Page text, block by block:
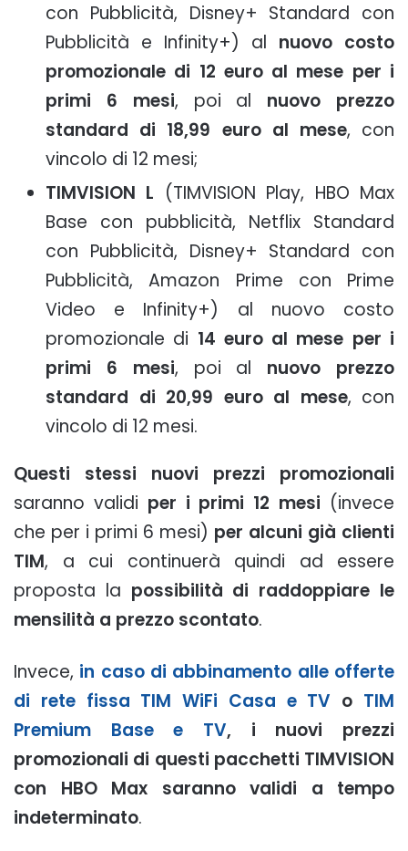
con Pubblicità, Disney+ Standard con
Pubblicità e Infinity+) al nuovo costo
promozionale di 12 euro al mese per i
primi 6 mesi, poi al nuovo prezzo
standard di 18,99 euro al mese, con
vincolo di 12 mesi;
TIMVISION L (TIMVISION Play, HBO Max
Base con pubblicità, Netflix Standard
con Pubblicità, Disney+ Standard con
Pubblicità, Amazon Prime con Prime
Video e Infinity+) al nuovo costo
promozionale di 14 euro al mese per i
primi 6 mesi, poi al nuovo prezzo
standard di 20,99 euro al mese, con
vincolo di 12 mesi.
Questi stessi nuovi prezzi promozionali
saranno validi per i primi 12 mesi (invece
che per i primi 6 mesi) per alcuni già clienti
TIM, a cui continuerà quindi ad essere
proposta la possibilità di raddoppiare le
mensilità a prezzo scontato.
Invece, in caso di abbinamento alle offerte
di rete fissa TIM WiFi Casa e TV o TIM
Premium Base e TV, i nuovi prezzi
promozionali di questi pacchetti TIMVISION
con HBO Max saranno validi a tempo
indeterminato.